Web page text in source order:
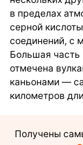
в пределах
серной
соединений, с
Большая часть
отмечена
каньонами —
километров
Получены